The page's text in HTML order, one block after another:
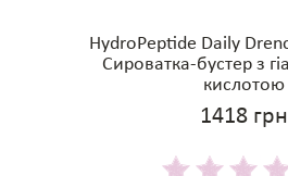
HydroPeptide Daily
Сироватка-бустер з
кислотою
1418 грн